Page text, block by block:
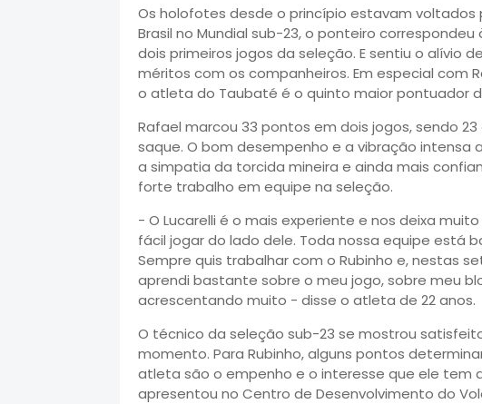
Os holofotes desde o princípio estavam voltados
Brasil no Mundial sub-23, o ponteiro
dois primeiros jogos da seleção. E sentiu o alívio
méritos com os companheiros. Em especial com
o atleta do Taubaté é o quinto maior pontuador
Rafael marcou 33 pontos em dois jogos, sendo
saque. O bom desempenho e a vibração
a simpatia da torcida mineira e ainda mais
forte trabalho em equipe na seleção.
- O Lucarelli é o mais experiente e nos deixa
fácil jogar do lado dele. Toda nossa equipe está
Sempre quis trabalhar com o Rubinho e, nestas
aprendi bastante sobre o meu jogo, sobre meu
acrescentando muito - disse o atleta de 22 anos.
O técnico da seleção sub-23 se mostrou
momento. Para Rubinho, alguns pontos
atleta são o empenho e o interesse que ele tem
apresentou no Centro de Desenvolvimento do